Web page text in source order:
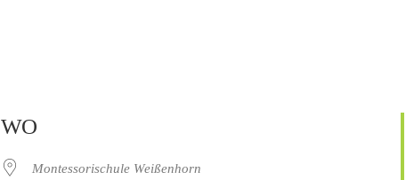
WO
Montessorischule Weißenhorn